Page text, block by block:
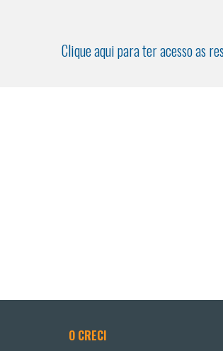
Clique aqui para ter acesso as
O CRECI